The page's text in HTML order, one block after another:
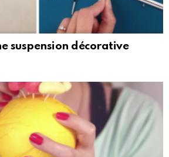
suspension décorative